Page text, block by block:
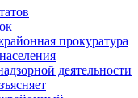
прокуратура
деятельности